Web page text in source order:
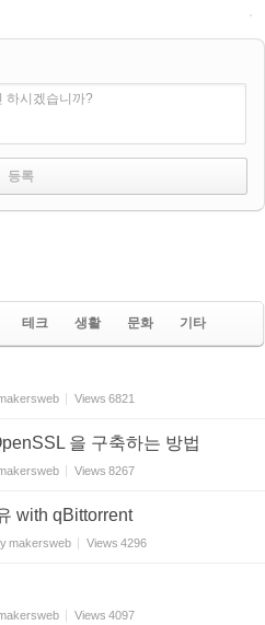
하시겠습니까?
테크 생활 문화 기타
Views 6821
을 구축하는 방법
Views 8267
with qBittorrent
makersweb Views 4296
Views 4097